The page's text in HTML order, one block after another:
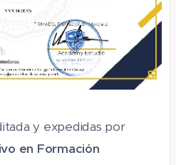
VI – Medios
VII – Edición
y expedidas por
en Formación